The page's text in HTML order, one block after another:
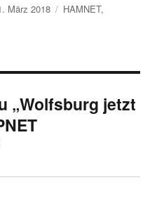
März 2018 Kategorien
HAMNET,
„Wolfsburg jetzt